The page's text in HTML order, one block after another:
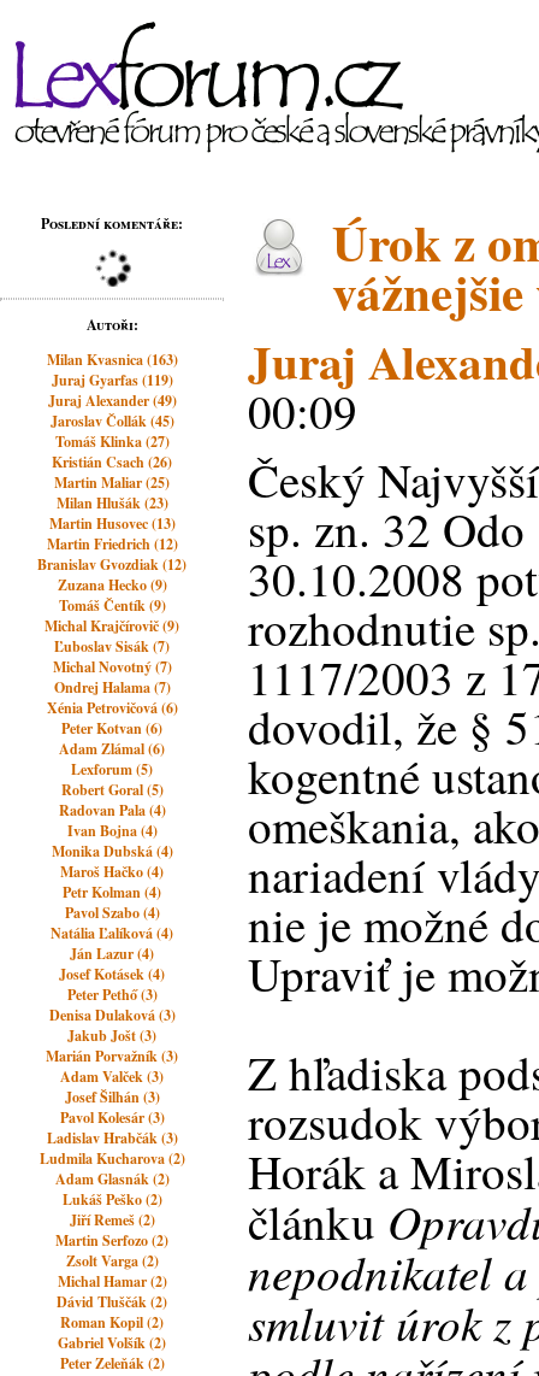
Poslední komentáře:
Autoři:
Milan Kvasnica (163)
Juraj Gyarfas (119)
Juraj Alexander (49)
Jaroslav Čollák (45)
Tomáš Klinka (27)
Kristián Csach (26)
Martin Maliar (25)
Milan Hlušák (23)
Martin Husovec (13)
Martin Friedrich (12)
Branislav Gvozdiak (12)
Zuzana Hecko (9)
Tomáš Čentík (9)
Michal Krajčírovič (9)
Ľuboslav Sisák (7)
Michal Novotný (7)
Ondrej Halama (7)
Xénia Petrovičová (6)
Peter Kotvan (6)
Adam Zlámal (6)
Lexforum (5)
Robert Goral (5)
Radovan Pala (4)
Ivan Bojna (4)
Monika Dubská (4)
Maroš Hačko (4)
Petr Kolman (4)
Pavol Szabo (4)
Natália Ľalíková (4)
Ján Lazur (4)
Josef Kotásek (4)
Peter Pethő (3)
Denisa Dulaková (3)
Jakub Jošt (3)
Marián Porvažník (3)
Adam Valček (3)
Josef Šilhán (3)
Pavol Kolesár (3)
Ladislav Hrabčák (3)
Ludmila Kucharova (2)
Adam Glasnák (2)
Lukáš Peško (2)
Jiří Remeš (2)
Martin Serfozo (2)
Zsolt Varga (2)
Michal Hamar (2)
Dávid Tluščák (2)
Roman Kopil (2)
Gabriel Volšík (2)
Peter Zeleňák (2)
Úrok z
vážnejšie
Juraj
00:09
Český
sp. zn. 32
30.10.2008
rozhodnutie
1117/2003 z
dovodil, že §
kogentné
omeškania,
nariadení
nie je možné
Upraviť je
Z hľadiska
rozsudok
Horák a
článku
nepodnikatel
smluvit úrok z